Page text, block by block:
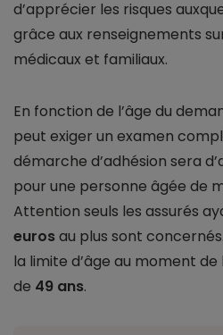
d’apprécier les risques
grâce aux renseignements
médicaux et familiaux.
En fonction de l’âge du
peut exiger un examen
démarche d’adhésion sera
pour une personne âgée de
Attention seuls les assurés
eurosau plus sont
la limite d’âge au moment
de 49 ans.